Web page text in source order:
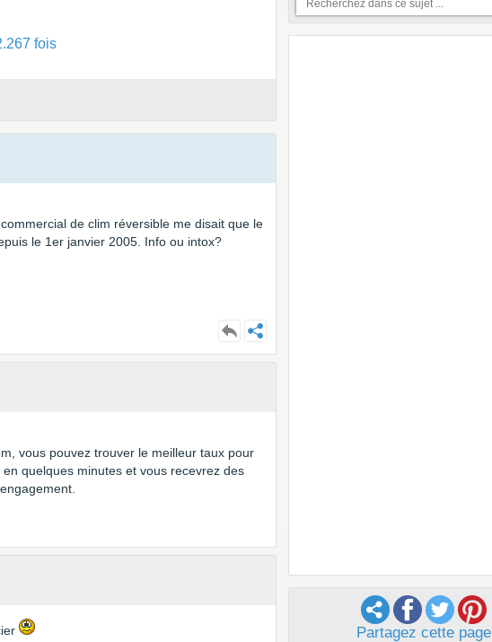
fois
de clim réversible me disait que le
le 1er janvier 2005. Info ou intox?
vous pouvez trouver le meilleur taux pour
quelques minutes et vous recevrez des
Partagez cette page